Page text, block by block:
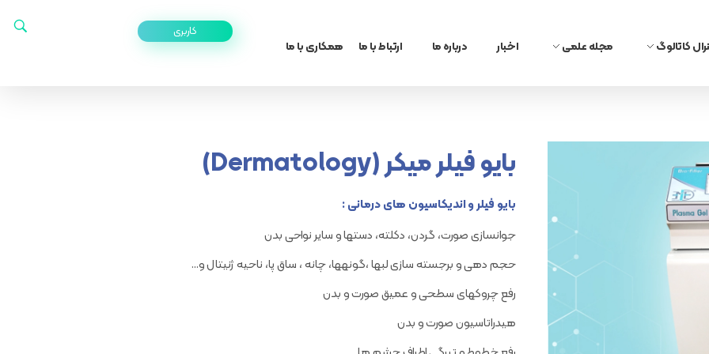
کاتالوگ مجله علمی اخبار درباره ما ارتباط با ما همکاری با ما
کاربری
بایو فیلر میکر (Dermatology)
بایو فیلر و اندیکاسیون های درمانی :
جوانسازی صورت، گردن، دکلته، دستها و سایر نواحی بدن
حجم دهی و برجسته سازی لبها ،گونهها، چانه ، ساق پا، ناحیه ژنیتال و…
رفع چروکهای سطحی و عمیق صورت و بدن
هیدراتاسیون صورت و بدن